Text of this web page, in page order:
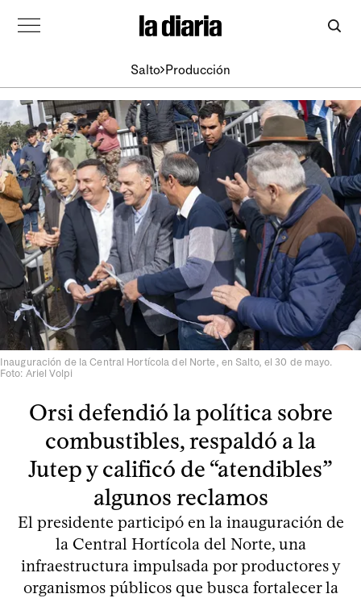
Salto Producción
Inauguración de la Central Hortícola del Norte, en Salto, el 30 de mayo.
Foto: Ariel Volpi
Orsi defendió la política sobre
combustibles, respaldó a la
Jutep y calificó de “atendibles”
algunos reclamos
El presidente participó en la inauguración de
la Central Hortícola del Norte, una
infraestructura impulsada por productores y
organismos públicos que busca fortalecer la